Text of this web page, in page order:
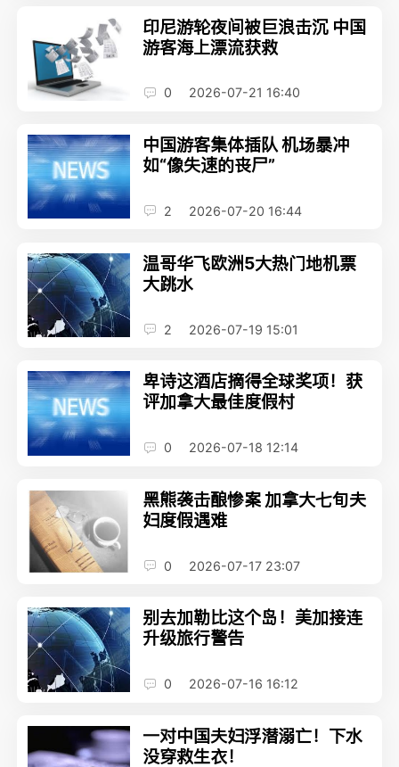
印尼游轮夜间被巨浪击沉 中国
游客海上漂流获救
0 2026-07-21 16:40
中国游客集体插队 机场暴冲
如“像失速的丧尸”
2 2026-07-20 16:44
温哥华飞欧洲5大热门地机票
大跳水
2 2026-07-19 15:01
卑诗这酒店摘得全球奖项！获
评加拿大最佳度假村
0 2026-07-18 12:14
黑熊袭击酿惨案 加拿大七旬夫
妇度假遇难
0 2026-07-17 23:07
别去加勒比这个岛！美加接连
升级旅行警告
0 2026-07-16 16:12
一对中国夫妇浮潜溺亡！下水
没穿救生衣！